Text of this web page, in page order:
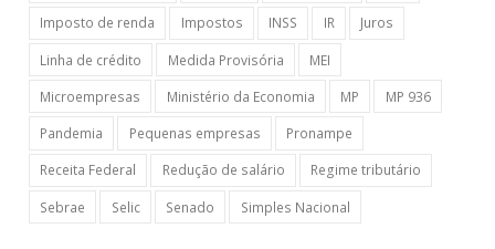
Imposto de renda
Impostos INSS IR
Juros
Linha de crédito
Medida Provisória
MEI
Microempresas
Ministério da Economia MP
MP 936
Pandemia
Pequenas empresas
Pronampe
Receita Federal
Redução de salário
Regime tributário
Sebrae
Selic Senado Simples Nacional